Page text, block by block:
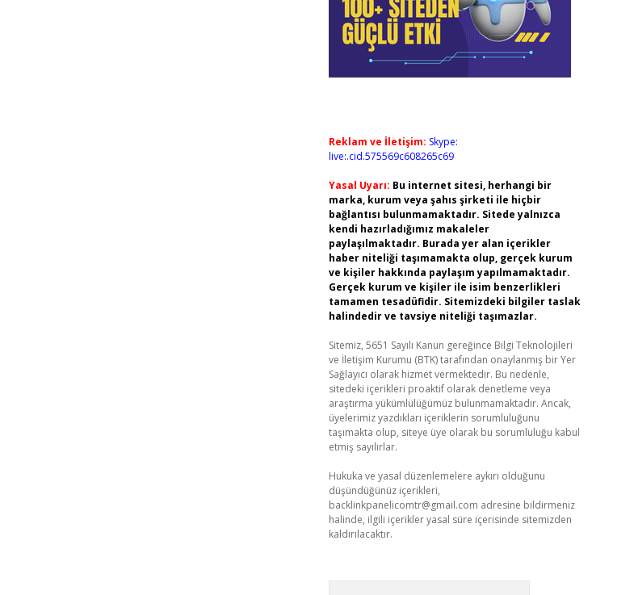
Reklam ve İletişim: Skype:
live:.cid.575569c608265c69
Yasal Uyarı: Bu internet sitesi, herhangi bir
marka, kurum veya şahıs şirketi ile hiçbir
bağlantısı bulunmamaktadır. Sitede yalnızca
kendi hazırladığımız makaleler
paylaşılmaktadır. Burada yer alan içerikler
haber niteliği taşımamakta olup, gerçek kurum
ve kişiler hakkında paylaşım yapılmamaktadır.
Gerçek kurum ve kişiler ile isim benzerlikleri
tamamen tesadüfidir. Sitemizdeki bilgiler taslak
halindedir ve tavsiye niteliği taşımazlar.
Sitemiz, 5651 Sayılı Kanun gereğince Bilgi Teknolojileri
ve İletişim Kurumu (BTK) tarafından onaylanmış bir Yer
Sağlayıcı olarak hizmet vermektedir. Bu nedenle,
sitedeki içerikleri proaktif olarak denetleme veya
araştırma yükümlülüğümüz bulunmamaktadır. Ancak,
üyelerimiz yazdıkları içeriklerin sorumluluğunu
taşımakta olup, siteye üye olarak bu sorumluluğu kabul
etmiş sayılırlar.
Hukuka ve yasal düzenlemelere aykırı olduğunu
düşündüğünüz içerikleri,
backlinkpanelicomtr@gmail.com adresine bildirmeniz
halinde, ilgili içerikler yasal süre içerisinde sitemizden
kaldırılacaktır.